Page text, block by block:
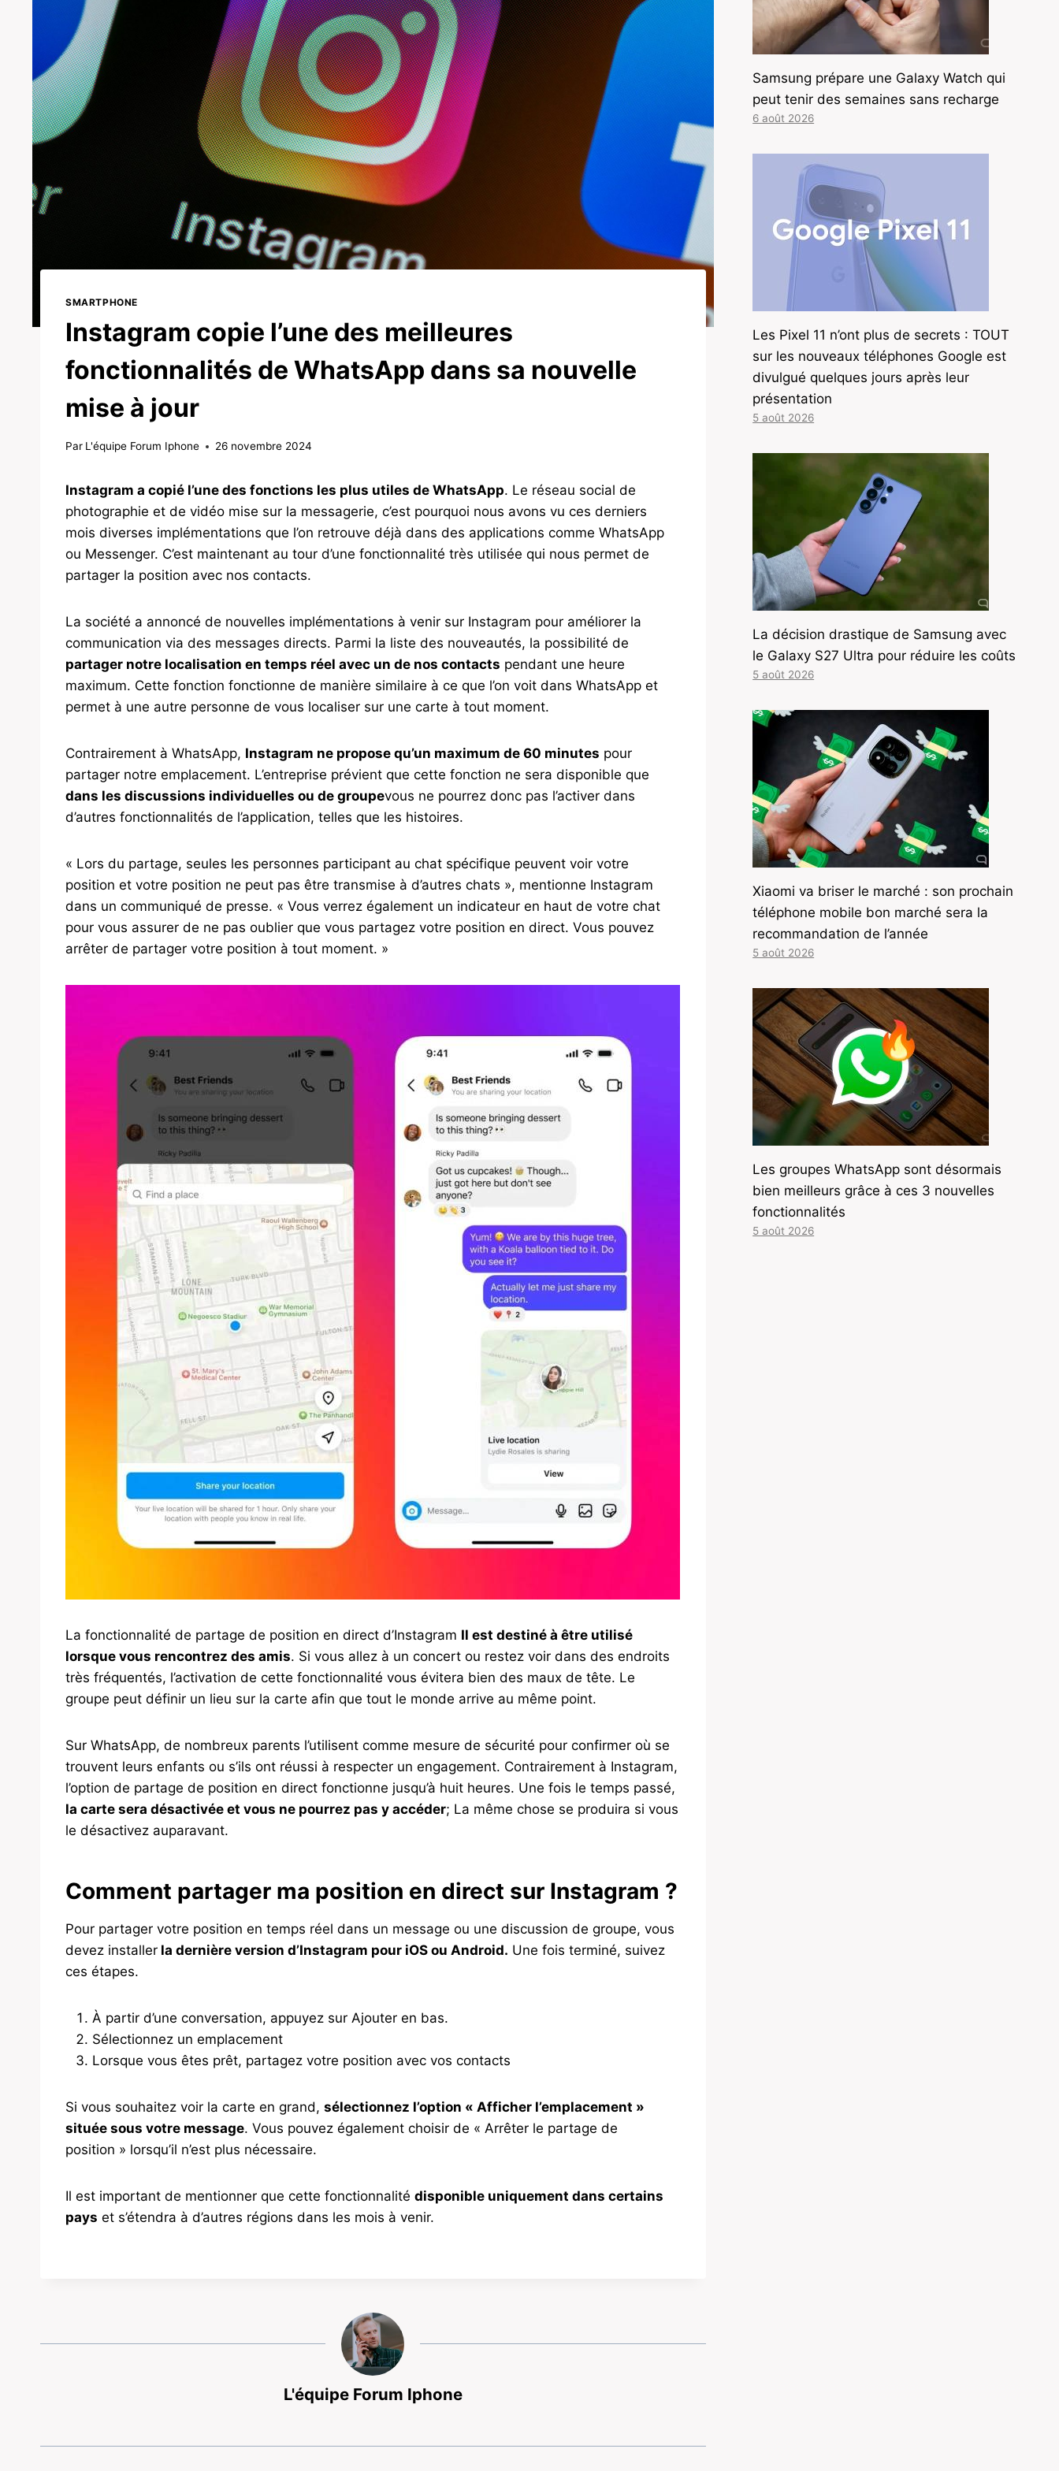
SMARTPHONE
Instagram copie l’une des meilleures
fonctionnalités de WhatsApp dans sa nouvelle
mise à jour
Par L'équipe Forum Iphone 26 novembre 2024
Instagram a copié l’une des fonctions les plus utiles de WhatsApp. Le réseau social de
photographie et de vidéo mise sur la messagerie, c’est pourquoi nous avons vu ces derniers
mois diverses implémentations que l’on retrouve déjà dans des applications comme WhatsApp
ou Messenger. C’est maintenant au tour d’une fonctionnalité très utilisée qui nous permet de
partager la position avec nos contacts.
La société a annoncé de nouvelles implémentations à venir sur Instagram pour améliorer la
communication via des messages directs. Parmi la liste des nouveautés, la possibilité de
partager notre localisation en temps réel avec un de nos contacts pendant une heure
maximum. Cette fonction fonctionne de manière similaire à ce que l’on voit dans WhatsApp et
permet à une autre personne de vous localiser sur une carte à tout moment.
Contrairement à WhatsApp, Instagram ne propose qu’un maximum de 60 minutes pour
partager notre emplacement. L’entreprise prévient que cette fonction ne sera disponible que
dans les discussions individuelles ou de groupevous ne pourrez donc pas l’activer dans
d’autres fonctionnalités de l’application, telles que les histoires.
« Lors du partage, seules les personnes participant au chat spécifique peuvent voir votre
position et votre position ne peut pas être transmise à d’autres chats », mentionne Instagram
dans un communiqué de presse. « Vous verrez également un indicateur en haut de votre chat
pour vous assurer de ne pas oublier que vous partagez votre position en direct. Vous pouvez
arrêter de partager votre position à tout moment. »
La fonctionnalité de partage de position en direct d’Instagram Il est destiné à être utilisé
lorsque vous rencontrez des amis. Si vous allez à un concert ou restez voir dans des endroits
très fréquentés, l’activation de cette fonctionnalité vous évitera bien des maux de tête. Le
groupe peut définir un lieu sur la carte afin que tout le monde arrive au même point.
Sur WhatsApp, de nombreux parents l’utilisent comme mesure de sécurité pour confirmer où se
trouvent leurs enfants ou s’ils ont réussi à respecter un engagement. Contrairement à Instagram,
l’option de partage de position en direct fonctionne jusqu’à huit heures. Une fois le temps passé,
la carte sera désactivée et vous ne pourrez pas y accéder; La même chose se produira si vous
le désactivez auparavant.
Comment partager ma position en direct sur Instagram ?
Pour partager votre position en temps réel dans un message ou une discussion de groupe, vous
devez installer la dernière version d’Instagram pour iOS ou Android. Une fois terminé, suivez
ces étapes.
À partir d’une conversation, appuyez sur Ajouter en bas.
Sélectionnez un emplacement
Lorsque vous êtes prêt, partagez votre position avec vos contacts
Si vous souhaitez voir la carte en grand, sélectionnez l’option « Afficher l’emplacement »
située sous votre message. Vous pouvez également choisir de « Arrêter le partage de
position » lorsqu’il n’est plus nécessaire.
Il est important de mentionner que cette fonctionnalité disponible uniquement dans certains
pays et s’étendra à d’autres régions dans les mois à venir.
L'équipe Forum Iphone
Samsung prépare une Galaxy Watch qui
peut tenir des semaines sans recharge
6 août 2026
Les Pixel 11 n’ont plus de secrets : TOUT
sur les nouveaux téléphones Google est
divulgué quelques jours après leur
présentation
5 août 2026
La décision drastique de Samsung avec
le Galaxy S27 Ultra pour réduire les coûts
5 août 2026
Xiaomi va briser le marché : son prochain
téléphone mobile bon marché sera la
recommandation de l’année
5 août 2026
Les groupes WhatsApp sont désormais
bien meilleurs grâce à ces 3 nouvelles
fonctionnalités
5 août 2026